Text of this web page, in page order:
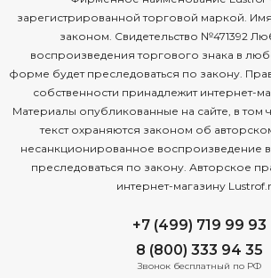
зарегистрированной торговой маркой.
законом. Свидетельство №471392
воспроизведения торгового знака в
форме будет преследоваться по закону.
собственности принадлежит интернет-
Материалы опубликованные на сайте, в том
текст охраняются законом об
несанкционированное воспроизведение
преследоваться по закону. Авторское
интернет-магазину
+7 (499) 719 99 93
8 (800) 333 94 35
Звонок бесплатный по РФ